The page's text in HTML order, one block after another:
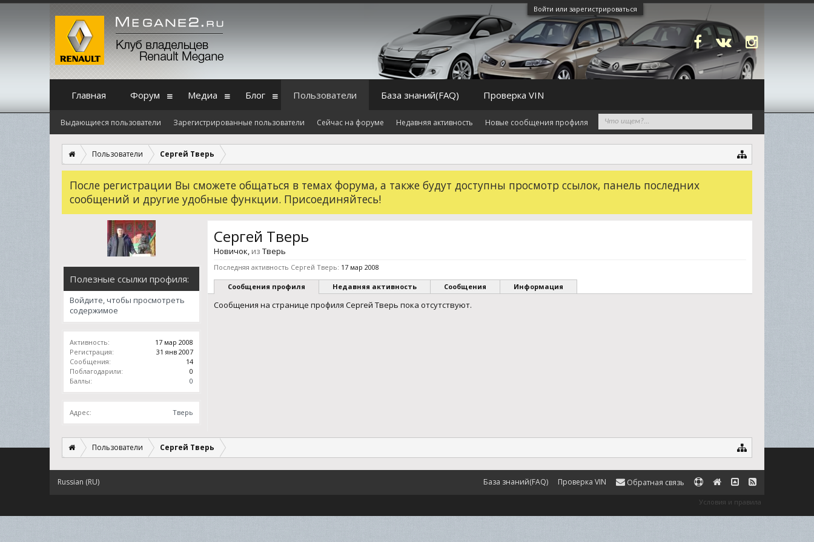
Войти или зарегистрироваться
Пользователи Сергей Тверь
После регистрации Вы сможете общаться в темах форума, а также будут доступны просмотр ссылок, панель последних
сообщений и другие удобные функции. Присоединяйтесь!
Полезные ссылки профиля:
Войдите, чтобы просмотреть
содержимое
Активность:
17 мар 2008
Регистрация:
31 янв 2007
Сообщения:
14
Поблагодарили:
0
Баллы:
0
Адрес: Тверь
Сергей Тверь
Новичок, из Тверь
Последняя активность Сергей Тверь: 17 мар 2008
Сообщения профиля Недавняя активность Сообщения Информация
Сообщения на странице профиля Сергей Тверь пока отсутствуют.
Пользователи Сергей Тверь
Главная Форум Медиа Блог Пользователи
Выдающиеся пользователи Зарегистрированные пользователи Сейчас на форуме Недавняя активность Новые сообщения профиля
База знаний(FAQ) Проверка VIN
Russian (RU) База знаний(FAQ) Проверка VIN Обратная связь
Условия и правила